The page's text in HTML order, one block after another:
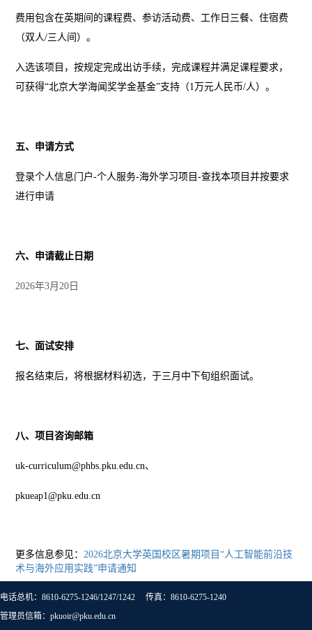
费用包含在英期间的课程费、参访活动费、工作日三餐、住宿费
（双人/三人间 ）。
入选该项目，按规定完成出访手续，完成课程并满足课程要求，
可获得“北京大学海闻奖学金基金”支持（1 万元人民币/人）。
五、申请方式
登录个人信息门户-个人服务-海外学习项目-查找本项目并按要求
进行申请
六、申请截止日期
2026年3月20 日
七、面试安排
报名结束后，将根据材料初选，于三月中下旬组织面试。
八、项目咨询邮箱
uk-curriculum@phbs.pku.edu.cn、
pkueap1@pku.edu.cn
更多信息参见：2026北京大学英国校区暑期项目“人工智能前沿技
术与海外应用实践”申请通知
电话总机：8610-6275-1246/1247/1242 传真：8610-6275-1240
管理员信箱：pkuoir@pku.edu.cn